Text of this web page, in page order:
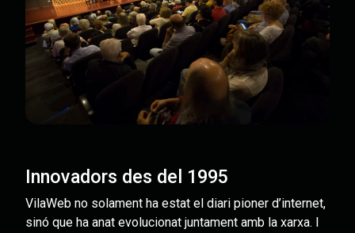
Innovadors des del 1995
VilaWeb no solament ha estat el diari pioner d’internet,
sinó que ha anat evolucionat juntament amb la xarxa. I